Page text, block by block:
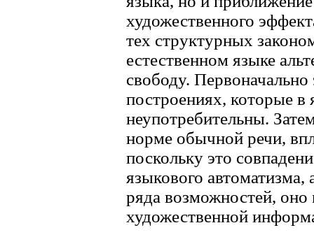
художественного
тех структурных
естественном языке
свободу. Первоначально
построениях, которые
неупотребительны.
норме обычной речи,
поскольку это
языкового
ряда возможностей, оно
художественной